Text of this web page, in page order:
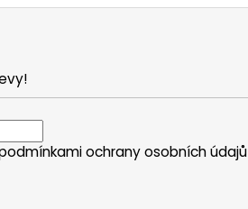
ochrany osobních údajů